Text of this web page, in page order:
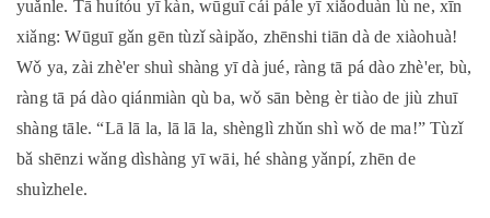
yuǎnle. Tā huítóu yī kàn, wūguī cái pále yī xiǎoduàn lù ne, xīn
xiǎng: Wūguī gǎn gēn tùzǐ sàipǎo, zhēnshi tiān dà de xiàohuà!
Wǒ ya, zài zhè'er shuì shàng yī dà jué, ràng tā pá dào zhè'er, bù,
ràng tā pá dào qiánmiàn qù ba, wǒ sān bèng èr tiào de jiù zhuī
shàng tāle. “Lā lā la, lā lā la, shènglì zhǔn shì wǒ de ma!” Tùzǐ
bǎ shēnzi wǎng dìshàng yī wāi, hé shàng yǎnpí, zhēn de
shuìzhele.